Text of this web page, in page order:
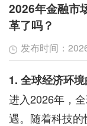
​2026年金融市
革了吗？
发布时间：
1. 全球经济环
进入2026年，
遇。随着科技